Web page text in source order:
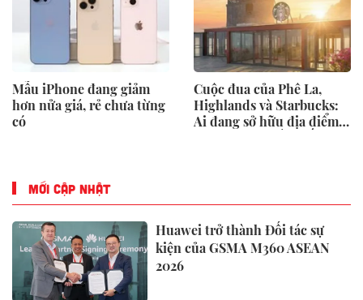
Mẫu iPhone đang giảm
hơn nửa giá, rẻ chưa từng
có
Cuộc đua của Phê La,
Highlands và Starbucks:
Ai đang sở hữu địa điểm
MỚI CẬP NHẬT
Huawei trở thành Đối tác sự
kiện của GSMA M360 ASEAN
2026